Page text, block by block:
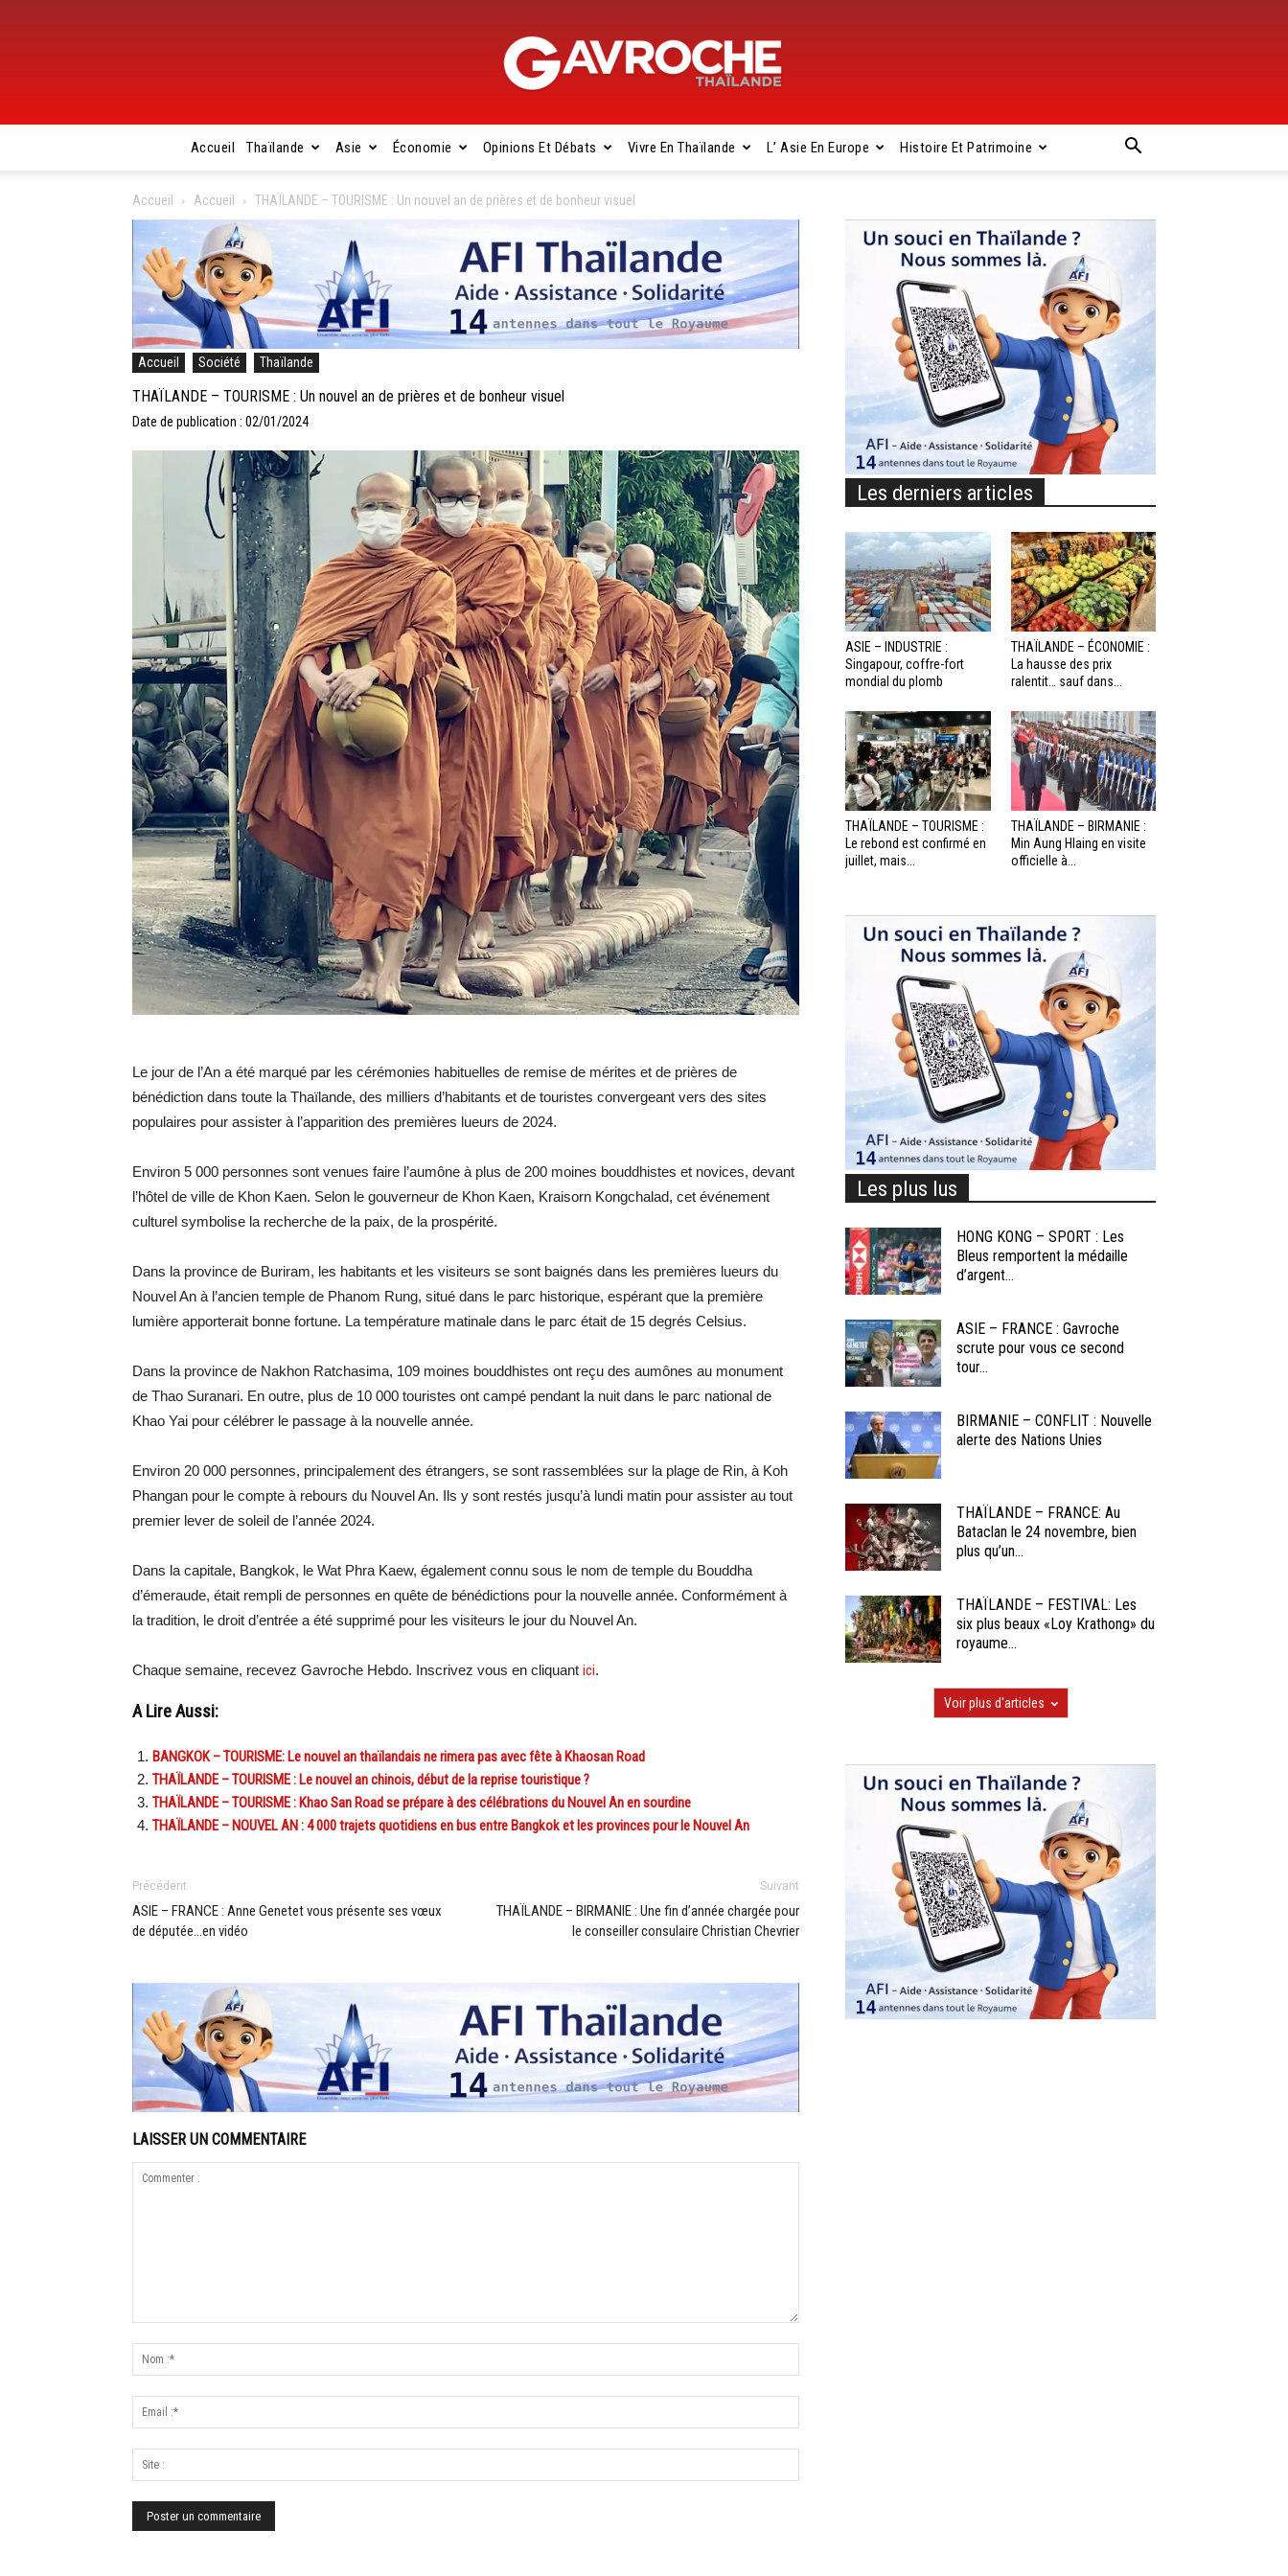
Gavroche
Thaïlande
Accueil Thaïlande Asie Économie Opinions Et Débats Vivre En Thaïlande L’ Asie En Europe Histoire Et Patrimoine
Accueil Accueil THAÏLANDE – TOURISME : Un nouvel an de prières et de bonheur visuel
Accueil Société Thaïlande
THAÏLANDE – TOURISME : Un nouvel an de prières et de bonheur visuel
Date de publication : 02/01/2024
Le jour de l’An a été marqué par les cérémonies habituelles de remise de mérites et de prières de
bénédiction dans toute la Thaïlande, des milliers d’habitants et de touristes convergeant vers des sites
populaires pour assister à l’apparition des premières lueurs de 2024.
Environ 5 000 personnes sont venues faire l’aumône à plus de 200 moines bouddhistes et novices, devant
l’hôtel de ville de Khon Kaen. Selon le gouverneur de Khon Kaen, Kraisorn Kongchalad, cet événement
culturel symbolise la recherche de la paix, de la prospérité.
Dans la province de Buriram, les habitants et les visiteurs se sont baignés dans les premières lueurs du
Nouvel An à l’ancien temple de Phanom Rung, situé dans le parc historique, espérant que la première
lumière apporterait bonne fortune. La température matinale dans le parc était de 15 degrés Celsius.
Dans la province de Nakhon Ratchasima, 109 moines bouddhistes ont reçu des aumônes au monument
de Thao Suranari. En outre, plus de 10 000 touristes ont campé pendant la nuit dans le parc national de
Khao Yai pour célébrer le passage à la nouvelle année.
Environ 20 000 personnes, principalement des étrangers, se sont rassemblées sur la plage de Rin, à Koh
Phangan pour le compte à rebours du Nouvel An. Ils y sont restés jusqu’à lundi matin pour assister au tout
premier lever de soleil de l’année 2024.
Dans la capitale, Bangkok, le Wat Phra Kaew, également connu sous le nom de temple du Bouddha
d’émeraude, était rempli de personnes en quête de bénédictions pour la nouvelle année. Conformément à
la tradition, le droit d’entrée a été supprimé pour les visiteurs le jour du Nouvel An.
Chaque semaine, recevez Gavroche Hebdo. Inscrivez vous en cliquant ici.
A Lire Aussi:
BANGKOK – TOURISME: Le nouvel an thaïlandais ne rimera pas avec fête à Khaosan Road
THAÏLANDE – TOURISME : Le nouvel an chinois, début de la reprise touristique ?
THAÏLANDE – TOURISME : Khao San Road se prépare à des célébrations du Nouvel An en sourdine
THAÏLANDE – NOUVEL AN : 4 000 trajets quotidiens en bus entre Bangkok et les provinces pour le Nouvel An
Précédent
ASIE – FRANCE : Anne Genetet vous présente ses vœux
de députée…en vidéo
Suivant
THAÏLANDE – BIRMANIE : Une fin d’année chargée pour
le conseiller consulaire Christian Chevrier
LAISSER UN COMMENTAIRE
Les derniers articles
ASIE – INDUSTRIE :
Singapour, coffre-fort
mondial du plomb
THAÏLANDE – ÉCONOMIE :
La hausse des prix
ralentit… sauf dans...
THAÏLANDE – TOURISME :
Le rebond est confirmé en
juillet, mais...
THAÏLANDE – BIRMANIE :
Min Aung Hlaing en visite
officielle à...
Les plus lus
HONG KONG – SPORT : Les
Bleus remportent la médaille
d’argent...
ASIE – FRANCE : Gavroche
scrute pour vous ce second
tour...
BIRMANIE – CONFLIT : Nouvelle
alerte des Nations Unies
THAÏLANDE – FRANCE: Au
Bataclan le 24 novembre, bien
plus qu’un...
THAÏLANDE – FESTIVAL: Les
six plus beaux «Loy Krathong» du
royaume...
Voir plus d'articles